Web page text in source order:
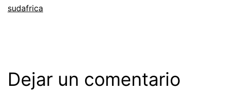
sudafrica
Dejar un comentario